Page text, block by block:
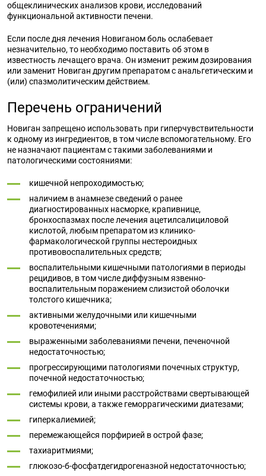
общеклинических анализов крови, исследований
функциональной активности печени.
Если после дня лечения Новиганом боль ослабевает
незначительно, то необходимо поставить об этом в
известность лечащего врача. Он изменит режим дозирования
или заменит Новиган другим препаратом с анальгетическим и
(или) спазмолитическим действием.
Перечень ограничений
Новиган запрещено использовать при гиперчувствительности
к одному из ингредиентов, в том числе вспомогательному. Его
не назначают пациентам с такими заболеваниями и
патологическими состояниями:
кишечной непроходимостью;
наличием в анамнезе сведений о ранее
диагностированных насморке, крапивнице,
бронхоспазмах после лечения ацетилсалициловой
кислотой, любым препаратом из клинико-
фармакологической группы нестероидных
противовоспалительных средств;
воспалительными кишечными патологиями в периоды
рецидивов, в том числе диффузным язвенно-
воспалительным поражением слизистой оболочки
толстого кишечника;
активными желудочными или кишечными
кровотечениями;
выраженными заболеваниями печени, печеночной
недостаточностью;
прогрессирующими патологиями почечных структур,
почечной недостаточностью;
гемофилией или иными расстройствами свертывающей
системы крови, а также геморрагическими диатезами;
гиперкалиемией;
перемежающейся порфирией в острой фазе;
тахиаритмиями;
глюкозо-б-фосфатдегидрогеназной недостаточностью;